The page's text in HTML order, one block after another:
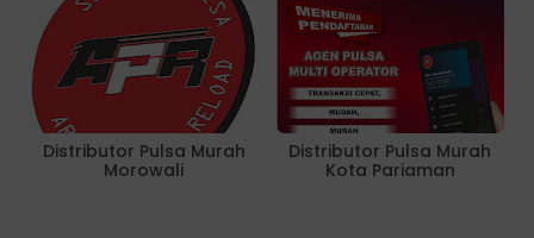
Distributor Pulsa Murah
Morowali
Distributor Pulsa Murah
Kota Pariaman